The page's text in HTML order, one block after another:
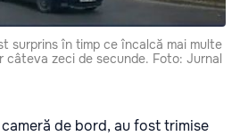
surprins în timp ce încalcă mai multe
câteva zeci de secunde. Foto: Jurnal
de bord, au fost trimise